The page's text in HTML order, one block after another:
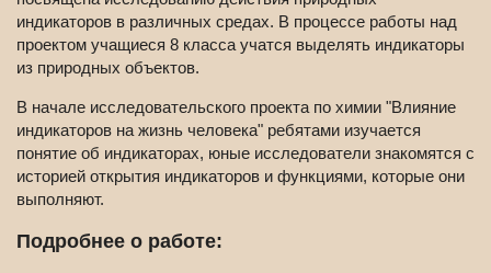
индикаторов в различных средах. В процессе работы над
проектом учащиеся 8 класса учатся выделять индикаторы
из природных объектов.
В начале исследовательского проекта по химии "Влияние
индикаторов на жизнь человека" ребятами изучается
понятие об индикаторах, юные исследователи знакомятся с
историей открытия индикаторов и функциями, которые они
выполняют.
Подробнее о работе: